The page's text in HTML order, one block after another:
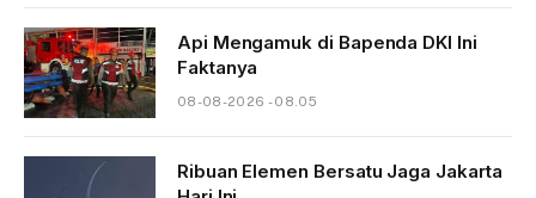
Api Mengamuk di Bapenda DKI Ini
Faktanya
08-08-2026 - 08.05
Ribuan Elemen Bersatu Jaga Jakarta